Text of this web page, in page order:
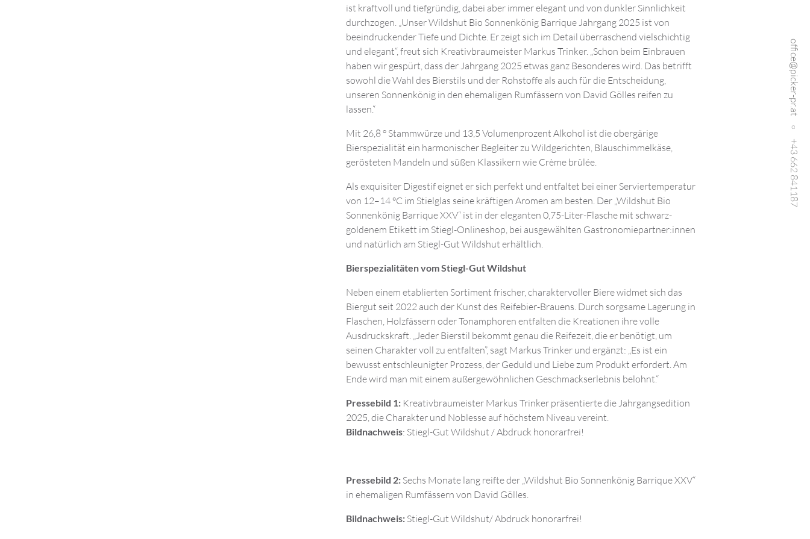
office@picker-pr.at
+43 662 841187
ist kraftvoll und tiefgründig, dabei aber immer elegant und von dunkler Sinnlichkeit
durchzogen. „Unser Wildshut Bio Sonnenkönig Barrique Jahrgang 2025 ist von
beeindruckender Tiefe und Dichte. Er zeigt sich im Detail überraschend vielschichtig
und elegant“, freut sich Kreativbraumeister Markus Trinker. „Schon beim Einbrauen
haben wir gespürt, dass der Jahrgang 2025 etwas ganz Besonderes wird. Das betrifft
sowohl die Wahl des Bierstils und der Rohstoffe als auch für die Entscheidung,
unseren Sonnenkönig in den ehemaligen Rumfässern von David Gölles reifen zu
lassen.“
Mit 26,8 ° Stammwürze und 13,5 Volumenprozent Alkohol ist die obergärige
Bierspezialität ein harmonischer Begleiter zu Wildgerichten, Blauschimmelkäse,
gerösteten Mandeln und süßen Klassikern wie Crème brûlée.
Als exquisiter Digestif eignet er sich perfekt und entfaltet bei einer Serviertemperatur
von 12–14 °C im Stielglas seine kräftigen Aromen am besten. Der „Wildshut Bio
Sonnenkönig Barrique XXV“ ist in der eleganten 0,75-Liter-Flasche mit schwarz-
goldenem Etikett im Stiegl-Onlineshop, bei ausgewählten Gastronomiepartner:innen
und natürlich am Stiegl-Gut Wildshut erhältlich.
Bierspezialitäten vom Stiegl-Gut Wildshut
Neben einem etablierten Sortiment frischer, charaktervoller Biere widmet sich das
Biergut seit 2022 auch der Kunst des Reifebier-Brauens. Durch sorgsame Lagerung in
Flaschen, Holzfässern oder Tonamphoren entfalten die Kreationen ihre volle
Ausdruckskraft. „Jeder Bierstil bekommt genau die Reifezeit, die er benötigt, um
seinen Charakter voll zu entfalten”, sagt Markus Trinker und ergänzt: „Es ist ein
bewusst entschleunigter Prozess, der Geduld und Liebe zum Produkt erfordert. Am
Ende wird man mit einem außergewöhnlichen Geschmackserlebnis belohnt.“
Pressebild 1: Kreativbraumeister Markus Trinker präsentierte die Jahrgangsedition
2025, die Charakter und Noblesse auf höchstem Niveau vereint.
Bildnachweis: Stiegl-Gut Wildshut / Abdruck honorarfrei!
Pressebild 2: Sechs Monate lang reifte der „Wildshut Bio Sonnenkönig Barrique XXV“
in ehemaligen Rumfässern von David Gölles.
Bildnachweis: Stiegl-Gut Wildshut/ Abdruck honorarfrei!